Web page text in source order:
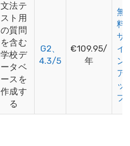
文法テ
スト用
の質問
を含む
学校デ
ータベ
ースを
作成す
る
G2、
4.3/5
€109.95/
年
無
料
サ
イ
ン
ア
ッ
プ